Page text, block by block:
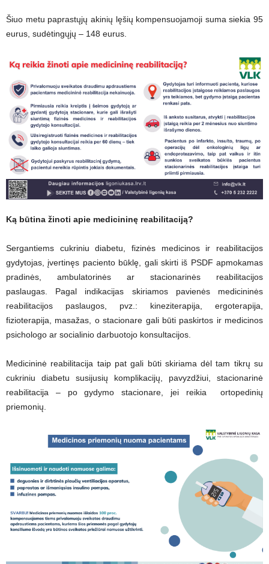
Šiuo metu paprastųjų akinių lęšių kompensuojamoji suma siekia 95
eurus, sudėtingųjų – 148 eurus.
Ką būtina žinoti apie medicininę reabilitaciją?
Sergantiems cukriniu diabetu, fizinės medicinos ir reabilitacijos
gydytojas, įvertinęs paciento būklę, gali skirti iš PSDF apmokamas
pradinės, ambulatorinės ar stacionarinės reabilitacijos
paslaugas. Pagal indikacijas skiriamos pavienės medicininės
reabilitacijos paslaugos, pvz.: kineziterapija, ergoterapija,
fizioterapija, masažas, o stacionare gali būti paskirtos ir medicinos
psichologo ar socialinio darbuotojo konsultacijos.
Medicininė reabilitacija taip pat gali būti skiriama dėl tam tikrų su
cukriniu diabetu susijusių komplikacijų, pavyzdžiui, stacionarinė
reabilitacija – po gydymo stacionare, jei reikia ortopedinių
priemonių.